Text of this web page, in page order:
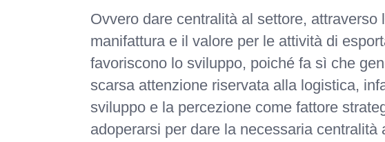
Ovvero dare centralità al settore, attraverso
manifattura e il valore per le attività di
favoriscono lo sviluppo, poiché fa sì che
scarsa attenzione riservata alla logistica,
sviluppo e la percezione come fattore
adoperarsi per dare la necessaria